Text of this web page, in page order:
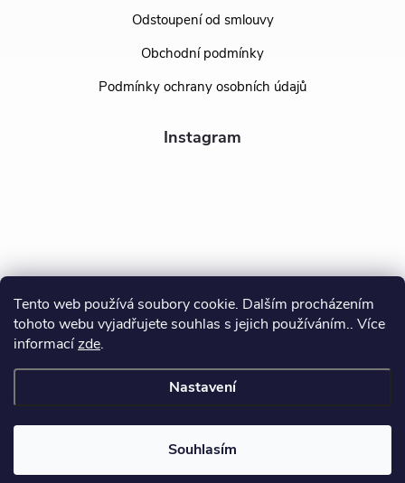
Tento web používá soubory cookie. Dalším procházením
tohoto webu vyjadřujete souhlas s jejich používáním.. Více
informacízde.
Nastavení
Souhlasím
Odstoupení od smlouvy
Obchodní podmínky
Podmínky ochrany osobních údajů
Instagram
Sledovat na Instagramu
Vytvořil Shoptet
BEALIO. Všechna práva vyhrazena.